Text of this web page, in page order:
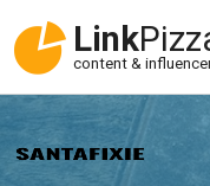
Link
content &